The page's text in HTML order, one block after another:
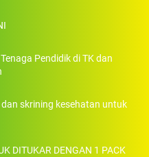
Pendidik di TK dan
skrining kesehatan untuk
DITUKAR DENGAN 1 PACK